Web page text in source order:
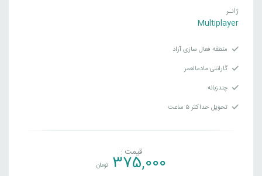
ژانـر
Multiplayer
منطقه فعال سازی آزاد
گارانتی مادمالعمر
چندزبانه
تحویل حداکثر ۵ ساعت
قیمت :
375,000 تومان